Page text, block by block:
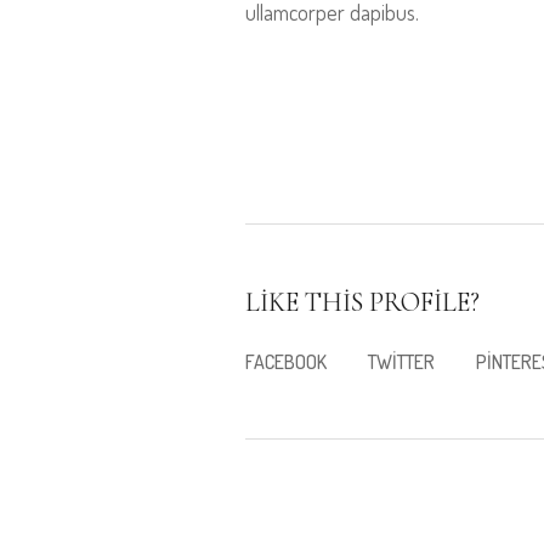
ullamcorper dapibus.
LIKE THIS PROFILE?
FACEBOOK TWITTER